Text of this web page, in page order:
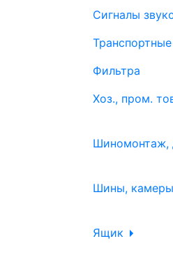
Сигналы
Транспортные
Фильтра
Хоз., пром.
Шиномонтаж,
Шины,
Ящик